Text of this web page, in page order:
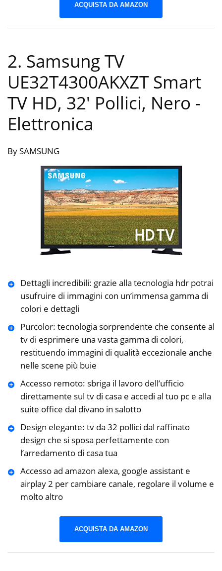
ACQUISTA DA AMAZON
2. Samsung TV
UE32T4300AKXZT Smart
TV HD, 32′ Pollici, Nero -
Elettronica
By SAMSUNG
Dettagli incredibili: grazie alla tecnologia hdr potrai
usufruire di immagini con un’immensa gamma di
colori e dettagli
Purcolor: tecnologia sorprendente che consente al
tv di esprimere una vasta gamma di colori,
restituendo immagini di qualità eccezionale anche
nelle scene più buie
Accesso remoto: sbriga il lavoro dell’ufficio
direttamente sul tv di casa e accedi al tuo pc e alla
suite office dal divano in salotto
Design elegante: tv da 32 pollici dal raffinato
design che si sposa perfettamente con
l’arredamento di casa tua
Accesso ad amazon alexa, google assistant e
airplay 2 per cambiare canale, regolare il volume e
molto altro
ACQUISTA DA AMAZON